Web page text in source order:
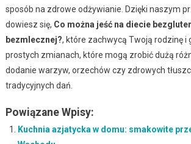
sposób na zdrowe odżywianie. Dzięki naszym
dowiesz się, Co można jeść na diecie
bezmlecznej?, które zachwycą Twoją rodzinę i
prostych zmianach, które mogą zrobić dużą
dodanie warzyw, orzechów czy zdrowych
tradycyjnych dań.
Powiązane Wpisy:
Kuchnia azjatycka w domu: smakowite